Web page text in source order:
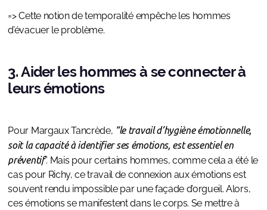
=> Cette notion de temporalité empêche les hommes
d’évacuer le problème.
3. Aider les hommes à se connecter à
leurs émotions
Pour Margaux Tancrède, “le travail d’hygiène émotionnelle,
soit la capacité à identifier ses émotions, est essentiel en
préventif”. Mais pour certains hommes, comme cela a été le
cas pour Richy, ce travail de connexion aux émotions est
souvent rendu impossible par une façade d’orgueil. Alors,
ces émotions se manifestent dans le corps. Se mettre à